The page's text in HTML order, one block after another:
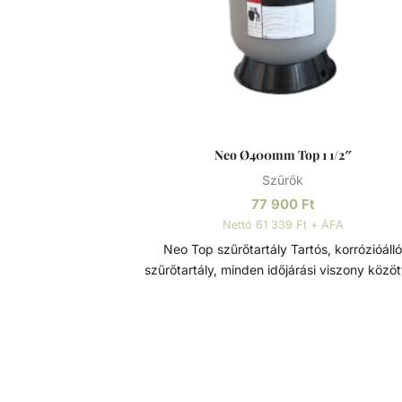
Neo Ø400mm Top 1 1/2″
Szűrők
77 900 Ft
Nettó 61 339 Ft + ÁFA
Neo Top szűrőtartály Tartós, korrózióálló
szűrőtartály, minden időjárási viszony